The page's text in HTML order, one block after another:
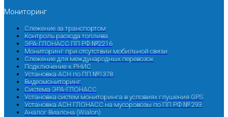
Мониторинг
Слежение за транспортом
Контроль расхода топлива
ЭРА-ГЛОНАСС ПП РФ №2216
Мониторинг при отсутствии мобильной связи
Слежение для международных перевозок
Подключение к РНИС
Установка АСН по ПП №1378
Видеомониторинг
Система ЭРА-ГЛОНАСС
Установка систем мониторинга в условиях глушения GPS
Установка АСН ГЛОНАСС на мусоровозы по ПП РФ № 293
Аналог Виалона (Wialon)